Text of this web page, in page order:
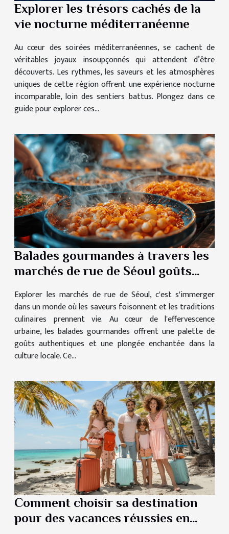
Explorer les trésors cachés de la
vie nocturne méditerranéenne
Au cœur des soirées méditerranéennes, se cachent de
véritables joyaux insoupçonnés qui attendent d’être
découverts. Les rythmes, les saveurs et les atmosphères
uniques de cette région offrent une expérience nocturne
incomparable, loin des sentiers battus. Plongez dans ce
guide pour explorer ces...
Balades gourmandes à travers les
marchés de rue de Séoul goûts
locales
Explorer les marchés de rue de Séoul, c'est s'immerger
dans un monde où les saveurs foisonnent et les traditions
culinaires prennent vie. Au cœur de l'effervescence
urbaine, les balades gourmandes offrent une palette de
goûts authentiques et une plongée enchantée dans la
culture locale. Ce...
Comment choisir sa destination
pour des vacances réussies en